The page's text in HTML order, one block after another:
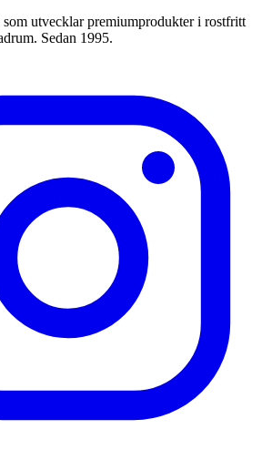
utvecklar premiumprodukter i rostfritt
Sedan 1995.